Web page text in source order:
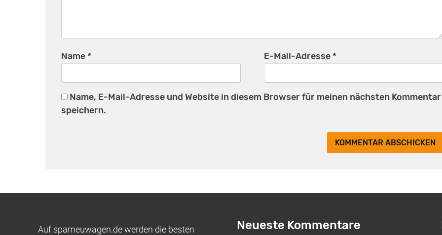
Name * E-Mail-Adresse *
Name, E-Mail-Adresse und Website in diesem Browser für meinen nächsten Kommentar
speichern.
Auf sparneuwagen.de werden die besten Neueste Kommentare